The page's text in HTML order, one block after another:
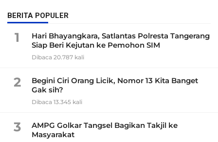
BERITA POPULER
1
Hari Bhayangkara, Satlantas Polresta Tangerang
Siap Beri Kejutan ke Pemohon SIM
Dibaca 20.787 kali
2
Begini Ciri Orang Licik, Nomor 13 Kita Banget
Gak sih?
Dibaca 13.345 kali
3
AMPG Golkar Tangsel Bagikan Takjil ke
Masyarakat